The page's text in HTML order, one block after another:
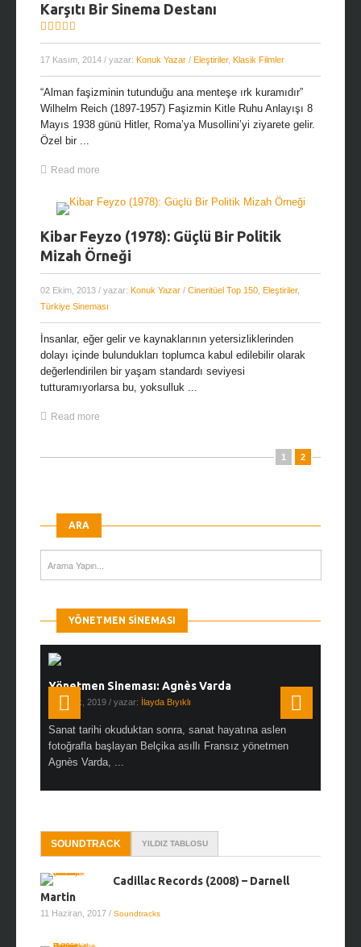
Karşıtı Bir Sinema Destanı
17 Kasım, 2014 / yazar: Konuk Yazar / Eleştiriler, Klasik Filmler
“Alman faşizminin tutunduğu ana menteşe ırk kuramıdır”
Wilhelm Reich (1897-1957) Faşizmin Kitle Ruhu Anlayışı 8
Mayıs 1938 günü Hitler, Roma’ya Musollini’yi ziyarete gelir.
Özel bir ...
Read more
Kibar Feyzo (1978): Güçlü Bir Politik
Mizah Örneği
02 Ekim, 2013 / yazar: Konuk Yazar / Cineritüel Top 150 Eleştiriler,
Türkiye Sineması
İnsanlar, eğer gelir ve kaynaklarının yetersizliklerinden
dolayı içinde bulundukları toplumca kabul edilebilir olarak
değerlendirilen bir yaşam standardı seviyesi
tutturamıyorlarsa bu, yoksulluk ...
Read more
1 2
ARA
YÖNETMEN SINEMASI
Yönetmen Sineması: Agnès Varda
19 Ocak, 2019 / yazar: İlayda Bıyıklı
Sanat tarihi okuduktan sonra, sanat hayatına aslen
fotoğrafla başlayan Belçika asıllı Fransız yönetmen
Agnès Varda, ...
SOUNDTRACK YILDIZ TABLOSU
Cadillac Records (2008) – Darnell
Martin
11 Haziran, 2017 / Soundtracks